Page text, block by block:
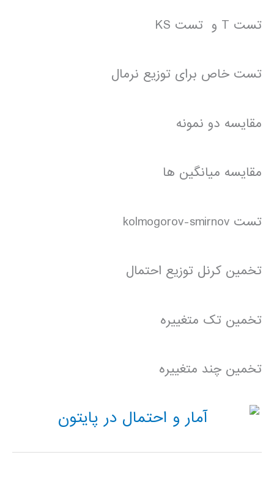
تست T و تست KS
تست خاص برای توزیع نرمال
مقایسه دو نمونه
مقایسه میانگین ها
تست kolmogorov-smirnov
تخمین کرنل توزیع احتمال
تخمین تک متغییره
تخمین چند متغییره